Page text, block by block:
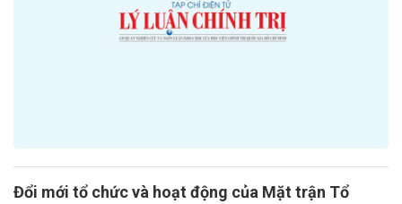
Đổi mới tổ chức và hoạt động của Mặt trận Tổ